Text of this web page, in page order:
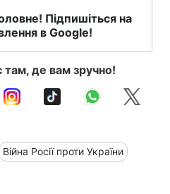
Підпишіться на
в Google!
там, де вам зручно!
Війна Росії проти України